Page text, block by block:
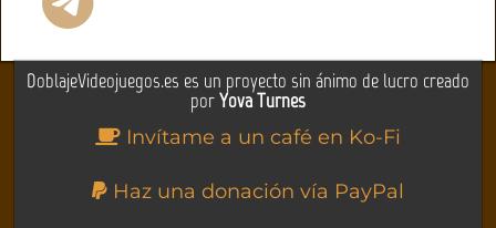
DoblajeVideojuegos.es es un proyecto sin ánimo de lucro creado
porYova Turnes
Invítame a un café en Ko-Fi
Haz una donación vía PayPal